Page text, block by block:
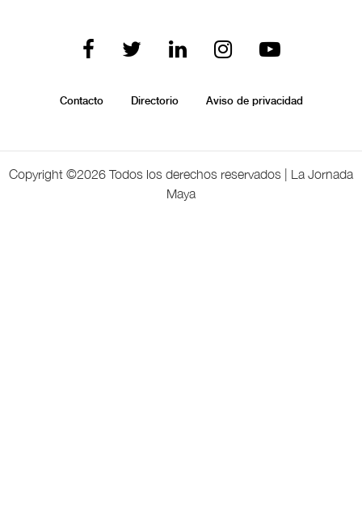
Contacto Directorio Aviso de privacidad
Copyright ©2026 Todos los derechos reservados | La Jornada
Maya